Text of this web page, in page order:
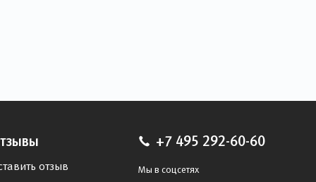
отзыв
+7 495 292-60-60
Мы в соцсетях